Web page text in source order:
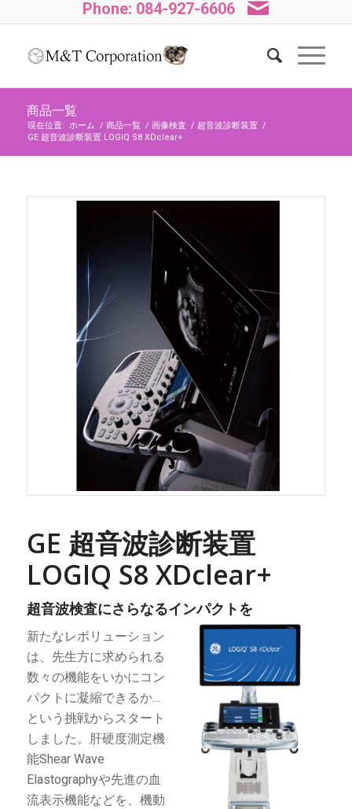
Phone: 084-927-6606
商品一覧
現在位置: ホーム / 商品一覧 / 画像検査 / 超音波診断装置 /
GE 超音波診断装置 LOGIQ S8 XDclear+
GE 超音波診断装置
LOGIQ S8 XDclear+
超音波検査にさらなるインパクトを
新たなレボリューション
は、先生方に求められる
数々の機能をいかにコン
パクトに凝縮できるか…
という挑戦からスタート
しました。肝硬度測定機
能Shear Wave
Elastographyや先進の血
流表示機能などを、機動